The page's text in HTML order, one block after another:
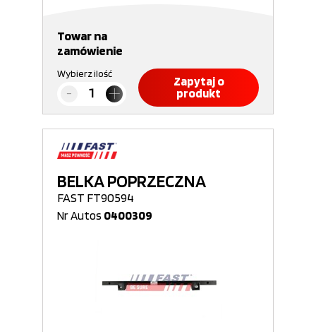
Towar na
zamówienie
Wybierz ilość
Zapytaj o
produkt
BELKA POPRZECZNA
FAST FT90594
Nr Autos 0400309